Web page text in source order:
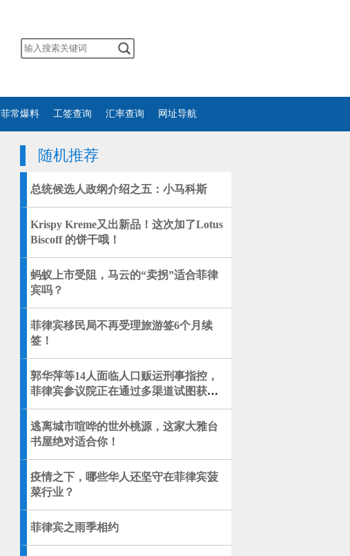
菲常爆料 工签查询 汇率查询 网址导航
随机推荐
总统候选人政纲介绍之五：小马科斯
Krispy Kreme又出新品！这次加了Lotus
Biscoff 的饼干哦！
蚂蚁上市受阻，马云的“卖拐”适合菲律
宾吗？
菲律宾移民局不再受理旅游签6个月续
签！
郭华萍等14人面临人口贩运刑事指控，
菲律宾参议院正在通过多渠道试图获取
相关中方身份数据库信息
逃离城市喧哗的世外桃源，这家大雅台
书屋绝对适合你！
疫情之下，哪些华人还坚守在菲律宾菠
菜行业？
菲律宾之雨季相约